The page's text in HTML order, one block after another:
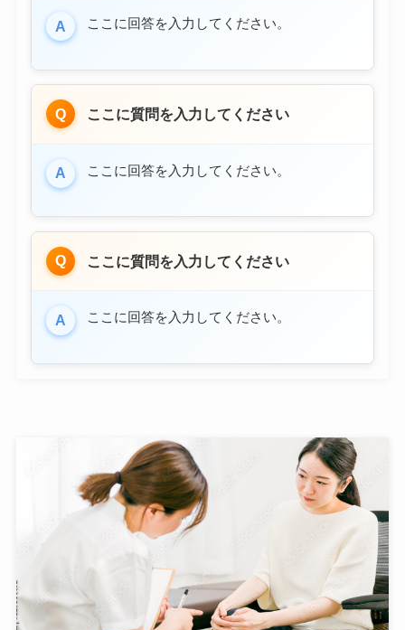
A ここに回答を入力してください。
Q ここに質問を入力してください
A ここに回答を入力してください。
Q ここに質問を入力してください
A ここに回答を入力してください。